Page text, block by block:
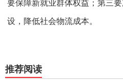
要保障新就业群体权益；第三
设，降低社会物流成本。
推荐阅读